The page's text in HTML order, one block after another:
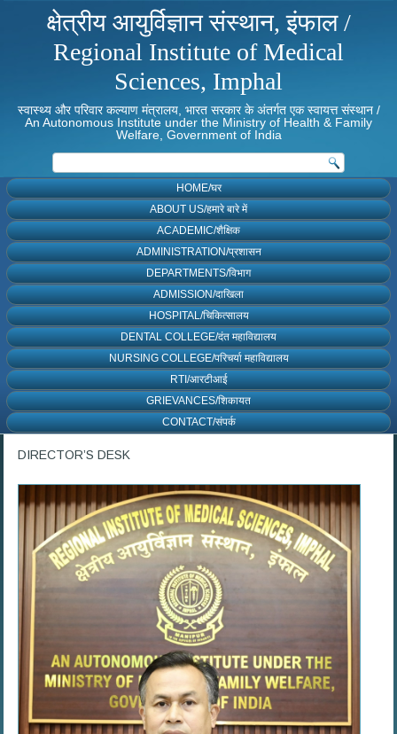
क्षेत्रीय आयुर्विज्ञान संस्थान, इंफाल /
Regional Institute of Medical
Sciences, Imphal
स्वास्थ्य और परिवार कल्याण मंत्रालय, भारत सरकार के अंतर्गत एक स्वायत्त संस्थान /
An Autonomous Institute under the Ministry of Health & Family
Welfare, Government of India
HOME/घर
ABOUT US/हमारे बारे में
ACADEMIC/शैक्षिक
ADMINISTRATION/प्रशासन
DEPARTMENTS/विभाग
ADMISSION/दाखिला
HOSPITAL/चिकित्सालय
DENTAL COLLEGE/दंत महाविद्यालय
NURSING COLLEGE/परिचर्या महाविद्यालय
RTI/आरटीआई
GRIEVANCES/शिकायत
CONTACT/संपर्क
DIRECTOR’S DESK